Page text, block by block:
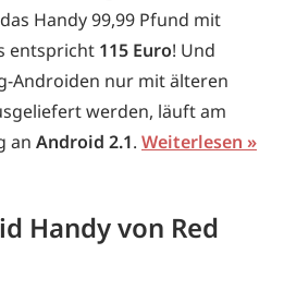
Handy 99,99 Pfund mit
entspricht 115 Euro! Und
Androiden nur mit älteren
werden, läuft am
an Android 2.1. Weiterlesen
Handy von Red